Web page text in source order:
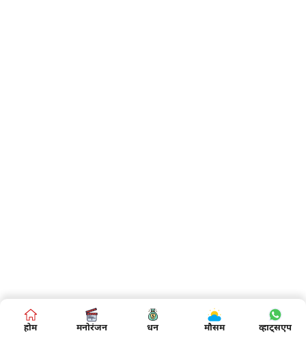
होम मनोरंजन धन मौसम व्हाट्सएप